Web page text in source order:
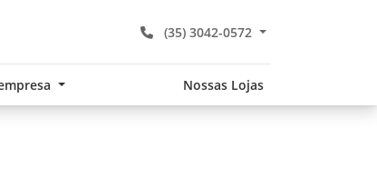
(35) 3042-0572
Nossas Lojas